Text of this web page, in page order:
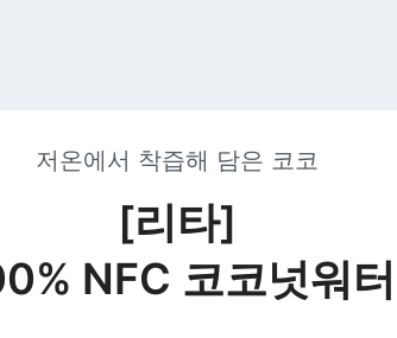
저온에서 착즙해 담은 코코
[리타]
NFC 코코넛워터